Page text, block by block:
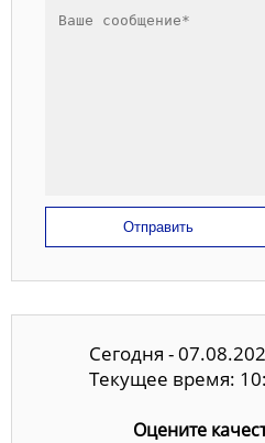
Отправить
Сегодня -
Текущее время:
Оцените